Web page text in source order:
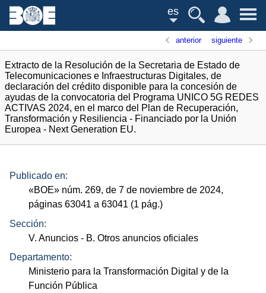
es
anterior siguiente
Extracto de la Resolución de la Secretaria de Estado de
Telecomunicaciones e Infraestructuras Digitales, de
declaración del crédito disponible para la concesión de
ayudas de la convocatoria del Programa UNICO 5G REDES
ACTIVAS 2024, en el marco del Plan de Recuperación,
Transformación y Resiliencia - Financiado por la Unión
Europea - Next Generation EU.
Publicado en:
«BOE» núm. 269, de 7 de noviembre de 2024,
páginas 63041 a 63041 (1 pág.)
Sección:
V. Anuncios - B. Otros anuncios oficiales
Departamento:
Ministerio para la Transformación Digital y de la
Función Pública